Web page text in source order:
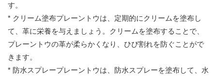
す。
* クリーム塗布プレーントウは、定期的にクリームを塗布し
て、革に栄養を与えましょう。クリームを塗布することで、
プレーントウの革が柔らかくなり、ひび割れを防ぐことがで
きます。
* 防水スプレープレーントウは、防水スプレーを塗布して、水